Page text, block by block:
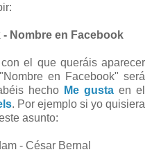
- Nombre en Facebook
el que queráis aparecer
en Facebook" será
hecho Me gusta en el
. Por ejemplo si yo quisiera
asunto:
- César Bernal